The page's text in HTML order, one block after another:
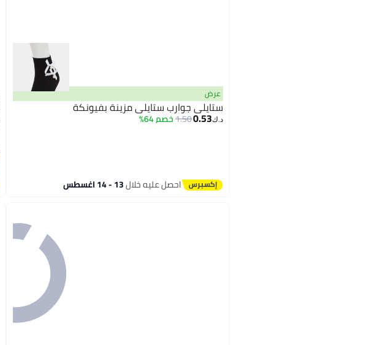
عرض
ستايلي جوارب ستايلي مزينة بفيونكة
د.ك‏0.53
1.50خصم 64%
احصل عليه خلال13 - 14 اغسطس